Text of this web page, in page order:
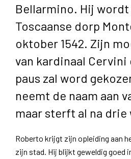
Bellarmino. Hij
Toscaanse dorp
oktober 1542. Zijn
van kardinaal Cervini
paus zal word
neemt de naam aan
maar sterft al na drie
Roberto krijgt zijn opleiding aan
zijn stad. Hij blijkt geweldig goed